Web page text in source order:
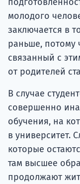
молодого
заключается в
раньше, потому
связанный с
от родителей
В случае
совершенно
обучения, на
в университет.
которые
там высшее
продолжают